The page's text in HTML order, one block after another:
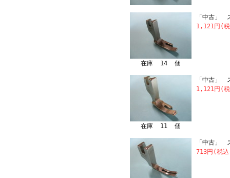
在庫 14 個
「中古」
1,121円(
在庫 11 個
「中古」
1,121円(
「中古」
713円(税